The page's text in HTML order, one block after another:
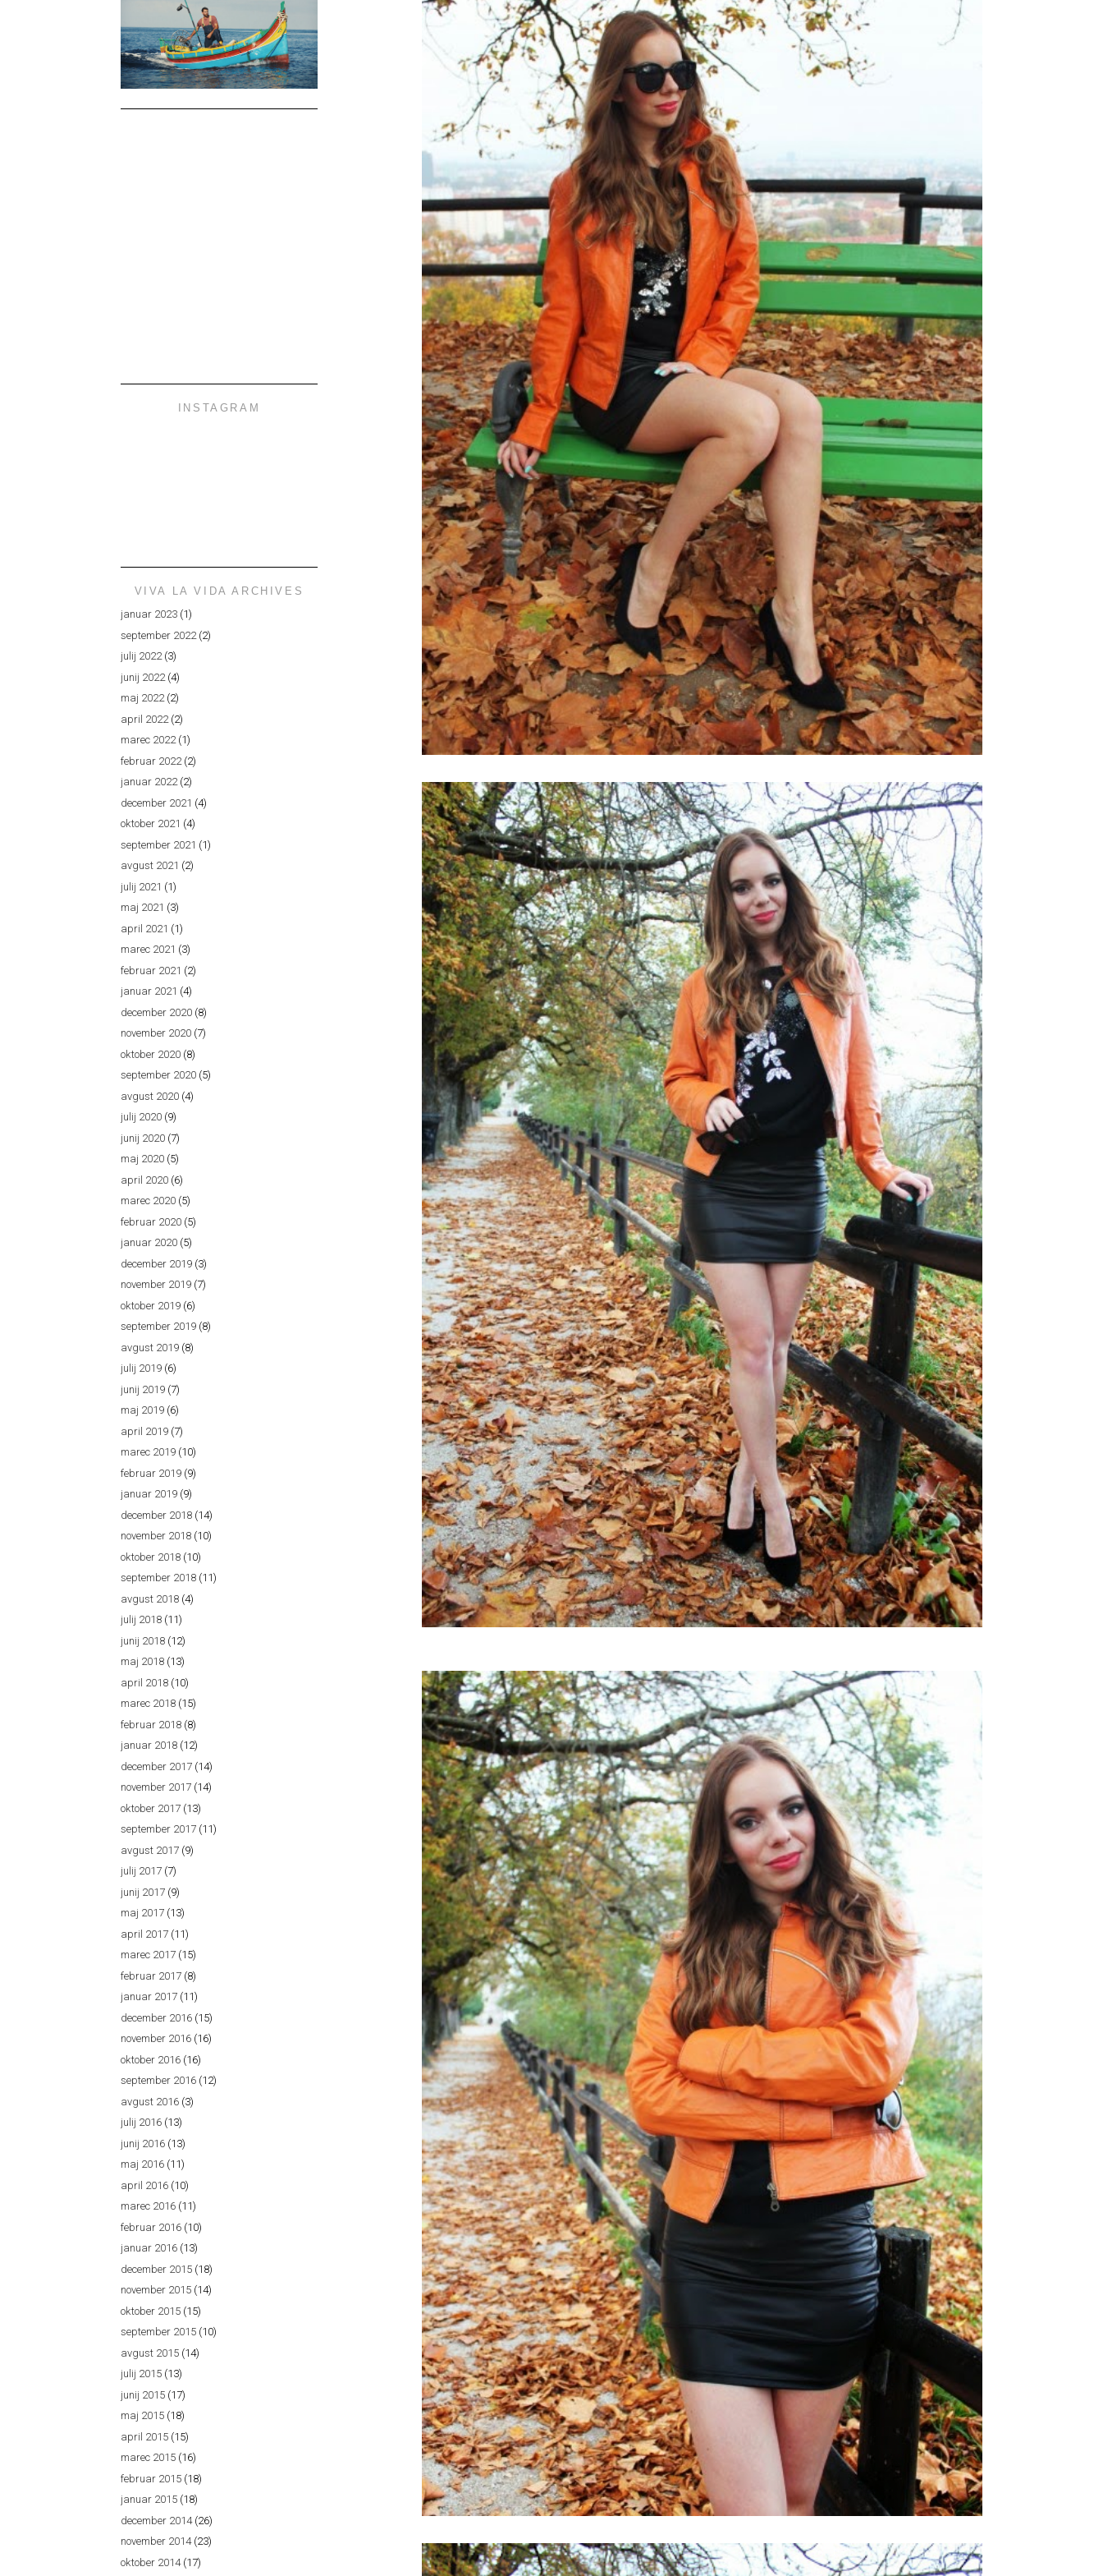
INSTAGRAM
VIVA LA VIDA ARCHIVES
januar 2023 (1)
september 2022 (2)
julij 2022(3)
junij 2022 (4)
maj 2022(2)
april 2022 (2)
marec 2022(1)
februar 2022 (2)
januar 2022(2)
december 2021 (4)
oktober 2021 (4)
september 2021 (1)
avgust 2021 (2)
julij 2021 (1)
maj 2021 (3)
april 2021 (1)
marec 2021 (3)
februar 2021 (2)
januar 2021 (4)
december 2020 (8)
november 2020 (7)
oktober 2020 (8)
september 2020 (5)
avgust 2020 (4)
julij 2020 (9)
junij 2020 (7)
maj 2020 (5)
april 2020 (6)
marec 2020 (5)
februar 2020 (5)
januar 2020 (5)
december 2019 (3)
november 2019 (7)
oktober 2019 (6)
september 2019 (8)
avgust 2019 (8)
julij 2019 (6)
junij 2019 (7)
maj 2019 (6)
april 2019 (7)
marec 2019 (10)
februar 2019 (9)
januar 2019 (9)
december 2018 (14)
november 2018 (10)
oktober 2018 (10)
september 2018 (11)
avgust 2018 (4)
julij 2018 (11)
junij 2018 (12)
maj 2018 (13)
april 2018 (10)
marec 2018 (15)
februar 2018 (8)
januar 2018 (12)
december 2017 (14)
november 2017 (14)
oktober 2017 (13)
september 2017 (11)
avgust 2017 (9)
julij 2017 (7)
junij 2017 (9)
maj 2017 (13)
april 2017 (11)
marec 2017 (15)
februar 2017 (8)
januar 2017 (11)
december 2016 (15)
november 2016 (16)
oktober 2016 (16)
september 2016 (12)
avgust 2016 (3)
julij 2016 (13)
junij 2016 (13)
maj 2016 (11)
april 2016 (10)
marec 2016 (11)
februar 2016 (10)
januar 2016 (13)
december 2015 (18)
november 2015 (14)
oktober 2015 (15)
september 2015 (10)
avgust 2015 (14)
julij 2015 (13)
junij 2015 (17)
maj 2015 (18)
april 2015 (15)
marec 2015 (16)
februar 2015 (18)
januar 2015 (18)
december 2014(26)
november 2014(23)
oktober 2014(17)